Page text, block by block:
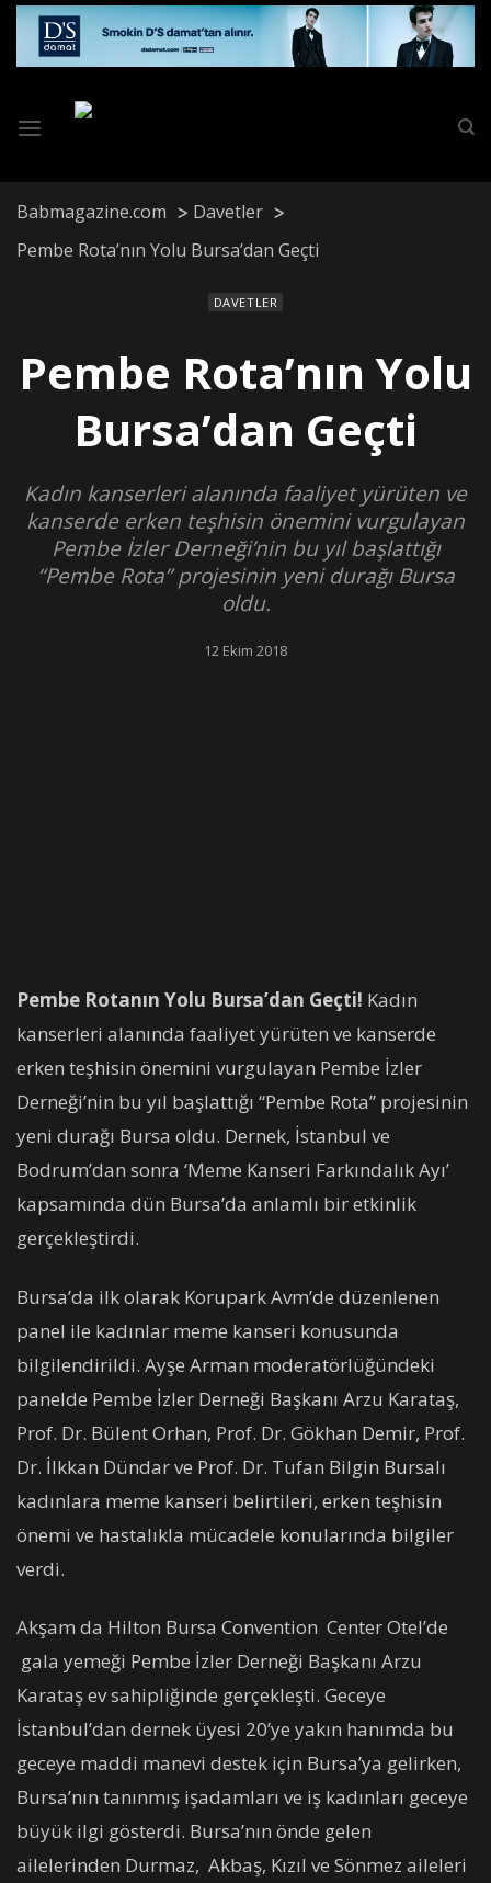
Skip
content
Babmagazine.com
Davetler
Pembe Rota’nın Yolu Bursa’dan Geçti
DAVETLER
Pembe Rota’nın Yolu
Bursa’dan Geçti
Kadın kanserleri alanında faaliyet yürüten ve
kanserde erken teşhisin önemini vurgulayan
Pembe İzler Derneği’nin bu yıl başlattığı
“Pembe Rota” projesinin yeni durağı Bursa
oldu.
12 Ekim 2018
Pembe Rotanın Yolu Bursa’dan Geçti! Kadın
kanserleri alanında faaliyet yürüten ve kanserde
erken teşhisin önemini vurgulayan Pembe İzler
Derneği’nin bu yıl başlattığı “Pembe Rota” projesinin
yeni durağı Bursa oldu. Dernek, İstanbul ve
Bodrum’dan sonra ‘Meme Kanseri Farkındalık Ayı’
kapsamında dün Bursa’da anlamlı bir etkinlik
gerçekleştirdi.
Bursa’da ilk olarak Korupark Avm’de düzenlenen
panel ile kadınlar meme kanseri konusunda
bilgilendirildi. Ayşe Arman moderatörlüğündeki
panelde Pembe İzler Derneği Başkanı Arzu Karataş,
Prof. Dr. Bülent Orhan, Prof. Dr. Gökhan Demir, Prof.
Dr. İlkkan Dündar ve Prof. Dr. Tufan Bilgin Bursalı
kadınlara meme kanseri belirtileri, erken teşhisin
önemi ve hastalıkla mücadele konularında bilgiler
verdi.
Akşam da Hilton Bursa Convention Center Otel’de
gala yemeği Pembe İzler Derneği Başkanı Arzu
Karataş ev sahipliğinde gerçekleşti. Geceye
İstanbul’dan dernek üyesi 20’ye yakın hanımda bu
geceye maddi manevi destek için Bursa’ya gelirken,
Bursa’nın tanınmış işadamları ve iş kadınları geceye
büyük ilgi gösterdi. Bursa’nın önde gelen
ailelerinden Durmaz, Akbaş, Kızıl ve Sönmez aileleri